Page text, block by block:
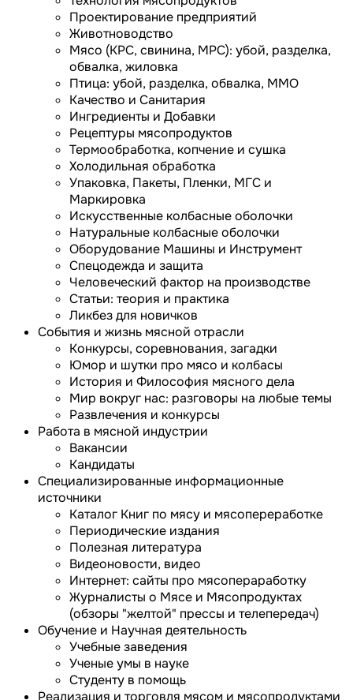
Проектирование предприятий
Животноводство
Мясо (КРС, свинина, МРС): убой, разделка,
обвалка, жиловка
Птица: убой, разделка, обвалка, ММО
Качество и Санитария
Ингредиенты и Добавки
Рецептуры мясопродуктов
Термообработка, копчение и сушка
Холодильная обработка
Упаковка, Пакеты, Пленки, МГС и
Маркировка
Искусственные колбасные оболочки
Натуральные колбасные оболочки
Оборудование Машины и Инструмент
Спецодежда и защита
Человеческий фактор на производстве
Статьи: теория и практика
Ликбез для новичков
События и жизнь мясной отрасли
Конкурсы, соревнования, загадки
Юмор и шутки про мясо и колбасы
История и Философия мясного дела
Мир вокруг нас: разговоры на любые темы
Развлечения и конкурсы
Работа в мясной индустрии
Вакансии
Кандидаты
Специализированные информационные
источники
Каталог Книг по мясу и мясопереработке
Периодические издания
Полезная литература
Видеоновости, видео
Интернет: сайты про мясопераработку
Журналисты о Мясе и Мясопродуктах
(обзоры "желтой" прессы и телепередач)
Обучение и Научная деятельность
Учебные заведения
Ученые умы в науке
Студенту в помощь
Реализация и торговля мясом и мясопродуктами